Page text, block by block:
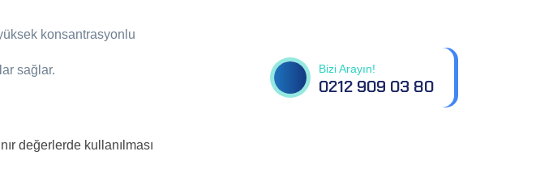
konsantrasyonlu
sağlar.
değerlerde kullanılması
Bizi Arayın!
0212 909 03 80